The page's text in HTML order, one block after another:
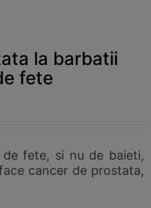
la barbatii
fete
fete, si nu de baieti,
cancer de prostata,